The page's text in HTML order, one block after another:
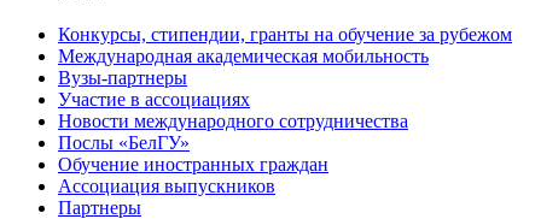
Конкурсы, стипендии, гранты на обучение за рубежом
Международная академическая мобильность
Вузы-партнеры
Участие в ассоциациях
Новости международного сотрудничества
Послы «БелГУ»
Обучение иностранных граждан
Ассоциация выпускников
Партнеры